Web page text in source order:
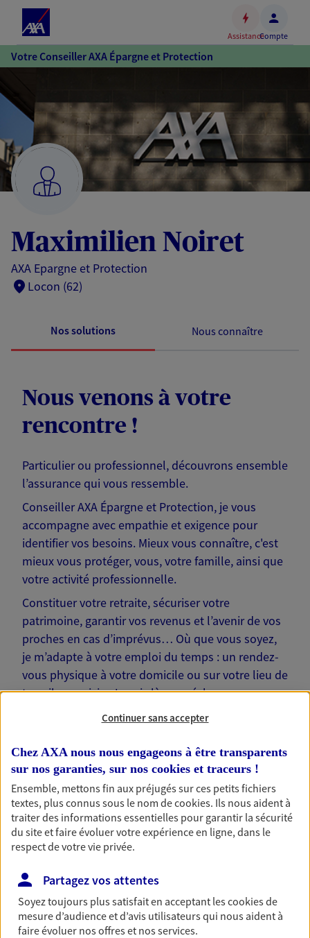
Accéder
au
Accéder
au
pied
de
page
AssistanceCompte
Votre Conseiller AXA Épargne et Protection
Maximilien Noiret
AXA Epargne et Protection
Locon (62)
Nos solutions Nous connaître
Nous venons à votre
rencontre !
Particulier ou professionnel, découvrons ensemble
l’assurance qui vous ressemble.
Conseiller AXA Épargne et Protection, je vous
accompagne avec empathie et exigence pour
identifier vos besoins. Mieux vous connaître, c'est
mieux vous protéger, vous, votre famille, ainsi que
votre activité professionnelle.
Constituer votre retraite, sécuriser votre
patrimoine, garantir vos revenus et l’avenir de vos
proches en cas d’imprévus… Où que vous soyez,
je m’adapte à votre emploi du temps : un rendez-
vous physique à votre domicile ou sur votre lieu de
travail, une visio. Je suis là pour échanger avec
Nos offres phares
Réalisez vos projets grâce à votre épargne : achat
immobilier, études des enfants ou voyage autour
du monde… Épargnez à votre rythme et
simplement, selon votre profil.
Continuer sans accepter
Chez AXA nous nous engageons à être transparents
sur nos garanties, sur nos cookies et traceurs !
Ensemble, mettons fin aux préjugés sur ces petits fichiers
textes, plus connus sous le nom decookies. Ils nous aident à
traiter des informations essentielles pour garantir la sécurité
du site et faire évoluer votre expérience en ligne, dans le
respect de votre vie privée.
Partagez vos attentes
Soyez toujours plus satisfait en acceptant lescookiesde
mesure d’audience et d’avis utilisateurs qui nous aident à
faire évoluer nos offres et nos services.